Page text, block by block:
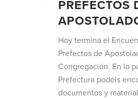
PREFECTOS
Hoy termina el
Prefectos de
Congregación. En la
Prefectura podéis
documentos y